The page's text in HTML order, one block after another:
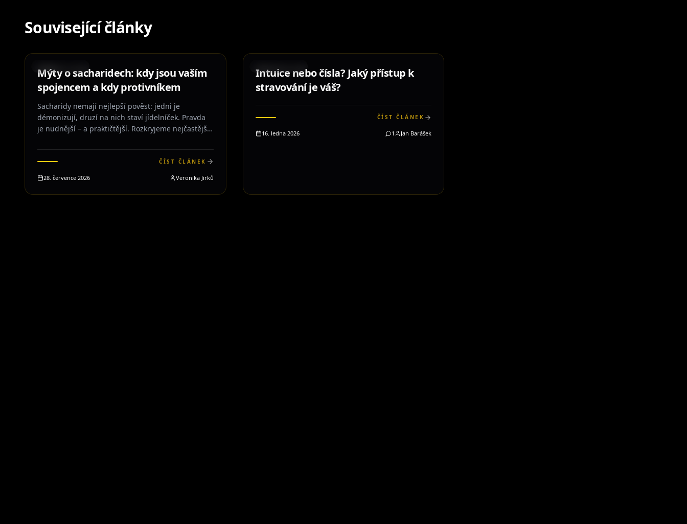
Související články
Mýty o sacharidech: kdy jsou vaším
spojencem a kdy protivníkem
Sacharidy nemají nejlepší pověst: jedni je
démonizují, druzí na nich staví jídelníček. Pravda
je nudnější – a praktičtější. Rozkryjeme nejčastější
podpořily výkon, regeneraci i postavu.
ČÍST ČLÁNEK
28. července 2026 Veronika Jirků
Intuice nebo čísla? Jaký přístup k
stravování je váš?
ČÍST ČLÁNEK
16. ledna 2026 1 Jan Barášek